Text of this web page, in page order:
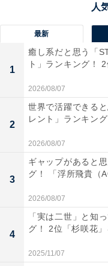
同率1位：つるの剛
最新
1
癒し系だと思う「
ト」ランキング！
2026/08/07
2
世界で活躍できる
レント」ランキン
2026/08/07
3
ギャップがあると
グ！ 「浮所飛貴（
2026/08/07
4
「実は二世」と知
グ！ 2位「杉咲花
2025/11/07